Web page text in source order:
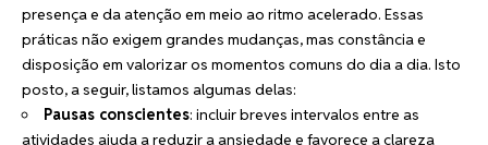
presença e da atenção em meio ao ritmo acelerado. Essas
práticas não exigem grandes mudanças, mas constância e
disposição em valorizar os momentos comuns do dia a dia. Isto
posto, a seguir, listamos algumas delas:
Pausas conscientes: incluir breves intervalos entre as
atividades ajuda a reduzir a ansiedade e favorece a clareza